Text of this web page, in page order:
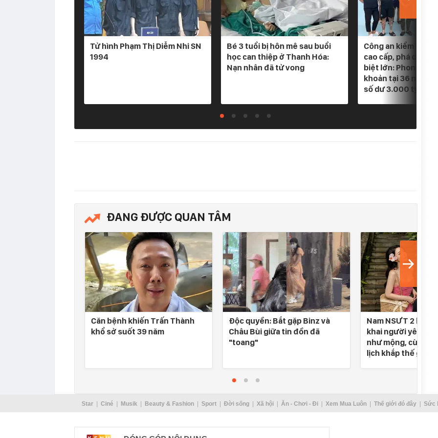
Tử hình Phạm Thị Diễm Nhi SN
1994
Bé 3 tuổi bị hôn mê sau buổi
học can thiệp ở Thanh Hóa:
Nạn nhân đã tử vong
Công an kiểm tra 5
cao cấp, phá
biệt lớn: Phong tỏa
khoản tại 36 ngân
số dư 3.000 tỷ
ĐANG ĐƯỢC QUAN TÂM
Căn bệnh khiến Trấn Thành
khổ sở suốt 39 năm
Độc quyền: Bắt gặp Binz và
Châu Bùi giữa tin đồn đã
"toang"
Nam NSƯT 2 lần
khai người yêu SN
như mộng, cùng
lịch khắp thế gian
Star Ciné Musik Beauty & Fashion Sport Đời sống Xã hội Ăn - Chơi - Đi Xem Mua Luôn Thế giới đó đây Sức